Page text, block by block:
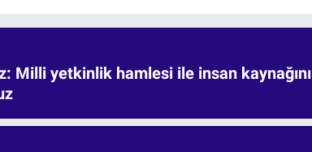
Milli yetkinlik hamlesi ile insan kaynağını